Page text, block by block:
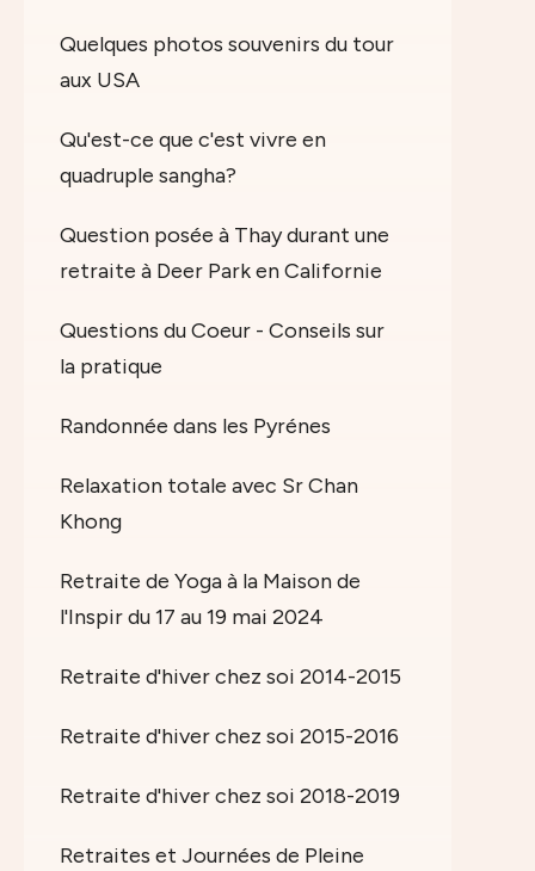
Quelques photos souvenirs du tour
aux USA
Qu'est-ce que c'est vivre en
quadruple sangha?
Question posée à Thay durant une
retraite à Deer Park en Californie
Questions du Coeur - Conseils sur
la pratique
Randonnée dans les Pyrénes
Relaxation totale avec Sr Chan
Khong
Retraite de Yoga à la Maison de
l'Inspir du 17 au 19 mai 2024
Retraite d'hiver chez soi 2014-2015
Retraite d'hiver chez soi 2015-2016
Retraite d'hiver chez soi 2018-2019
Retraites et Journées de Pleine